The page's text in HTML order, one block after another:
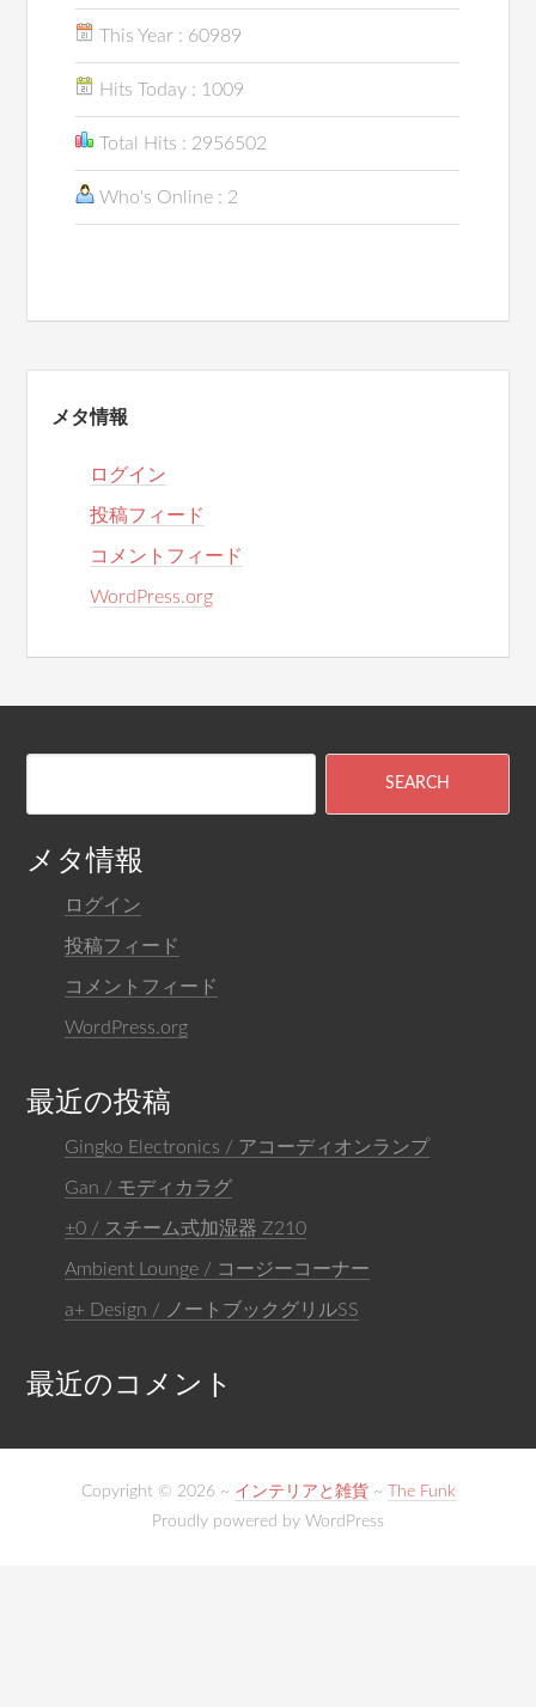
This Year : 60989
Hits Today : 1009
Total Hits : 2956502
Who's Online : 2
メタ情報
ログイン
投稿フィード
コメントフィード
WordPress.org
メタ情報
ログイン
投稿フィード
コメントフィード
WordPress.org
最近の投稿
Gingko Electronics / アコーディオンランプ
Gan / モディカラグ
±0 / スチーム式加湿器 Z210
Ambient Lounge / コージーコーナー
a+ Design / ノートブックグリルSS
最近のコメント
Copyright © 2026 ~ インテリアと雑貨~
The Funk
Proudly powered by WordPress